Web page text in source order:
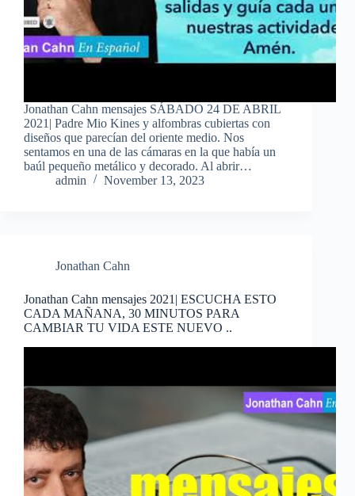
Jonathan Cahn mensajes SÁBADO 24 DE ABRIL
2021| Padre Mio Kines y alfombras cubiertas con
diseños que parecían del oriente medio. Nos
sentamos en una de las cámaras en la que había un
baúl pequeño metálico y decorado. Al abrir…
admin
November 13, 2023
Jonathan Cahn
Jonathan Cahn mensajes 2021| ESCUCHA ESTO
CADA MAÑANA, 30 MINUTOS PARA
CAMBIAR TU VIDA ESTE NUEVO ..